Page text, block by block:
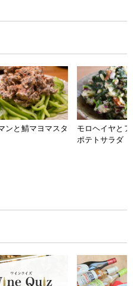
ンと鯖マヨマスタ
モロヘイヤと
ポテトサラダ